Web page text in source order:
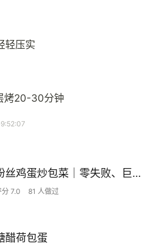
轻压实
烤20-30分钟
粉丝鸡蛋炒包菜｜零失败、巨下饭
分 7.0 81 人做过
醋荷包蛋